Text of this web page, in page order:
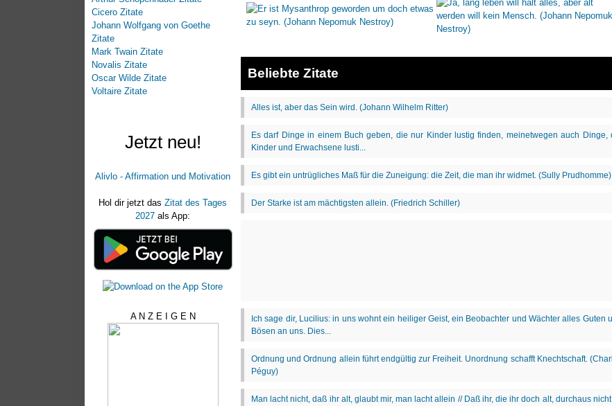
Cicero Zitate
Johann Wolfgang von Goethe
Zitate
Mark Twain Zitate
Novalis Zitate
Oscar Wilde Zitate
Voltaire Zitate
Jetzt neu!
Alivlo - Affirmation und Motivation
Hol dir jetzt das Zitat des Tages
2027 als App:
A N Z E I G E N
Beliebte Zitate